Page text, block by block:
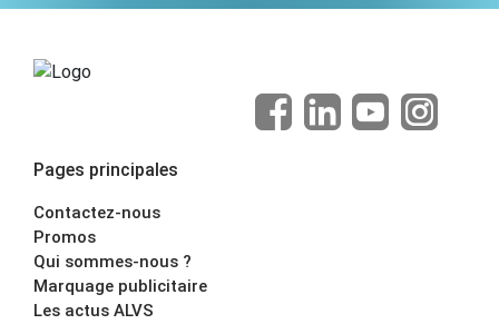
Pages principales
Contactez-nous
Promos
Qui sommes-nous ?
Marquage publicitaire
Les actus ALVS